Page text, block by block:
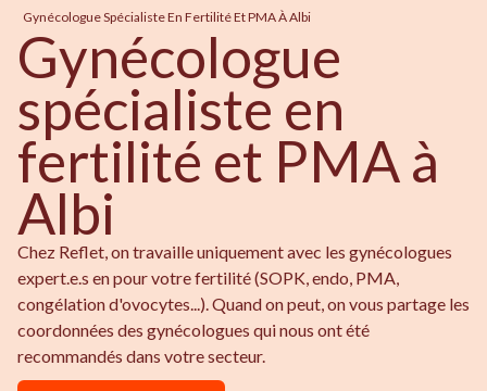
Gynécologue Spécialiste En Fertilité Et PMA À Albi
Gynécologue
spécialiste en
fertilité et PMA à
Albi
Chez Reflet, on travaille uniquement avec les gynécologues
expert.e.s en pour votre fertilité (SOPK, endo, PMA,
congélation d'ovocytes...). Quand on peut, on vous partage les
coordonnées des gynécologues qui nous ont été
recommandés dans votre secteur.